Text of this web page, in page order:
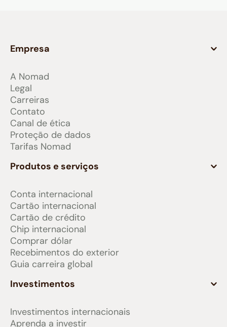
Empresa
A Nomad
Legal
Carreiras
Contato
Canal de ética
Proteção de dados
Tarifas Nomad
Produtos e serviços
Conta internacional
Cartão internacional
Cartão de crédito
Chip internacional
Comprar dólar
Recebimentos do exterior
Guia carreira global
Investimentos
Investimentos internacionais
Aprenda a investir